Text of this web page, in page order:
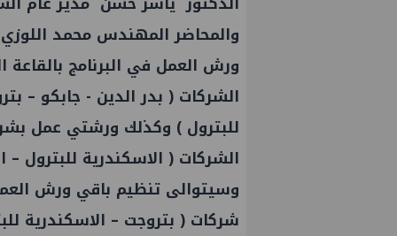
والمحاضر المهندس محمد
ورش العمل في البرنامج
الشركات ( بدر الدين - جابكو –
للبترول ) وكذلك ورشتي عمل
الشركات ( الاسكندرية للبترول –
وسيتوالى تنظيم باقي ورش
شركات ( بتروجت – الاسكندرية